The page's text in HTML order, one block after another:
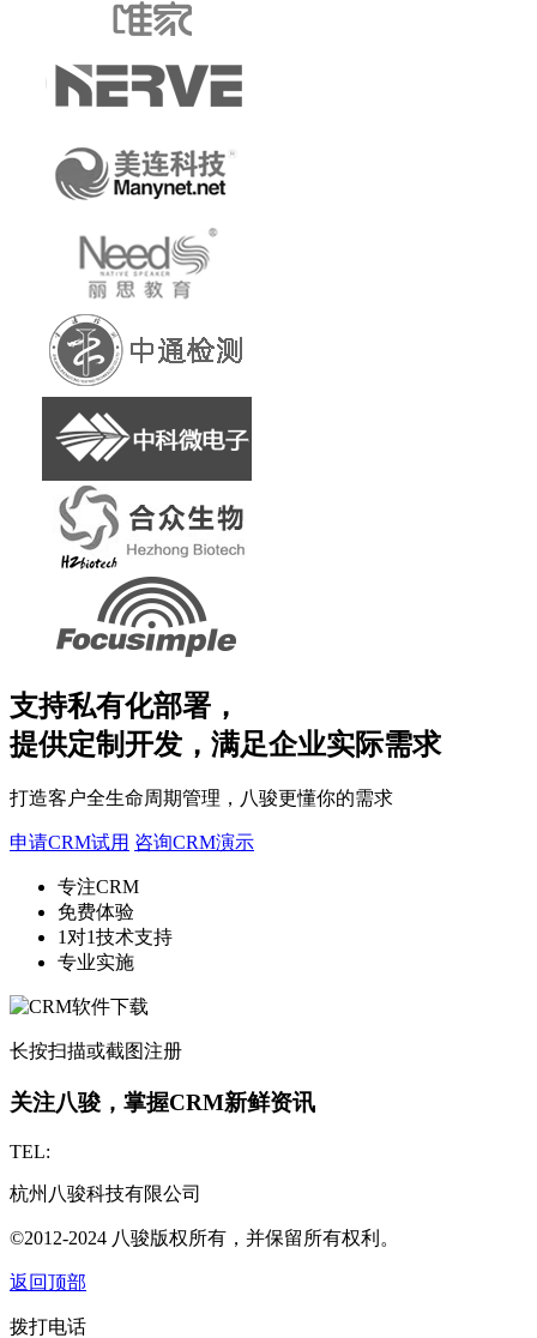
支持私有化部署，
提供定制开发，满足企业实际需求
打造客户全生命周期管理，八骏更懂你的需求
申请CRM试用 咨询CRM演示
专注CRM
免费体验
1对1技术支持
专业实施
长按扫描或截图注册
关注八骏，掌握CRM新鲜资讯
TEL:
杭州八骏科技有限公司
©2012-2024 八骏版权所有，并保留所有权利。
返回顶部
拨打电话